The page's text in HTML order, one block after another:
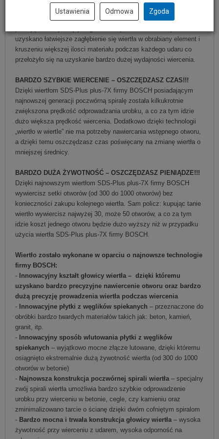
Ostrza mają duży kąt wierzchołkowyi dlatego ich krawędzie
uzyskano łatwiejsze zagłębienie się wiertła w obrabiany element i
kruszeniu większej ilosci materiału podczas każdego udaru co
przełożyło się na uzyskanie bardzo dużej wydajności wiercenia.
BARDZO SZYBKIE WIERCENIE – OSZCZĘDZASZ CZAS!!!
Dzięki wiertłom SDS-Plus plus-7X firmy BOSCH posiadającym
najnowszej generacji poczwórną spiralę została kilkukrotnie
zwiększona prędkość odprowadzania urobku, a co za tym idzie
dużo większa prędkość wiercenia. Dodatkowo dzięki technologii
„wiertło w wiertle” nie ma potrzeby nawiercania wstępnego otworu,
a dzięki temu oszczędzasz czas poświęcany na zmianę wiertła o
mniejszej średnicy.
BARDZO DUŻA ŻYWOTNOŚĆ – OSZCZĘDZASZ PIENIĄDZE!!!
Dzięki najnowszym wiertłom SDS-Plus plus-7X firmy BOSCH
wywiercisz setki otworów (od 300 do 1000 otworów) bez
konieczności zakupu kolejnego wiertła. Sam policz: kupując tanie
wiertło wywiercisz najwyżej 30, może 50 otworów, a co za tym
idzie koszt jednego otworu będzie dużo wyższy niż w przypadku
użycia wiertła SDS-Plus plus-7X firmy BOSCH.
Wiertło zostało wykonane w oparciu o najnowsze technologie
firmy BOSCH:
- Innowacyjny kształt głowicy wiertła – dzięki któremu
uzyskano bardzo precyzyjne nawiercenie otworu oraz bardzo
dużą precyzję prowadzenia wiertła podczas wiercenia
- Innowacyjne płytki z węglików spiekanych – przeznaczone do
obróbki bardzo twardych materiałów takich jak: beton, kamień,
granit, itp.
- Innowacyjny sposób wlutowania płytki z węglików
spiekanych – wyjątkowo mocne złącze lutowane, dzięki któremu
osiągnięto ekstremalnie dużą żywotność wiertła (od 300 do 1000
otworów w betonie)
- Najnowsza konstrukcja poczwórnej spirali wiertła– specjalny
zwój spirali wiertła umożliwia bardzo szybkie odprowadzenie
urobku przy wierceniu w betonie, cegle, czy kamieniu oraz
zminimalizowano tarcie o ścianę dzięki dwóm cofniętym spiralom
- Bardzo mocna i trwała konstrukcja głowicy wiertła – wysoka
żywotność przy wierceniu z udarem, wysoka odporność na
Ustawienia Odmowa Zgoda